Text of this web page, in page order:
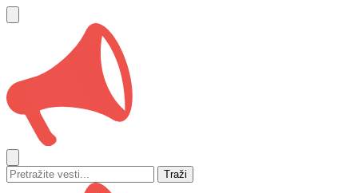
Traži